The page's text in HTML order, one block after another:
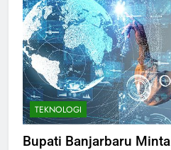
TEKNOLOGI
Bupati Banjarbaru